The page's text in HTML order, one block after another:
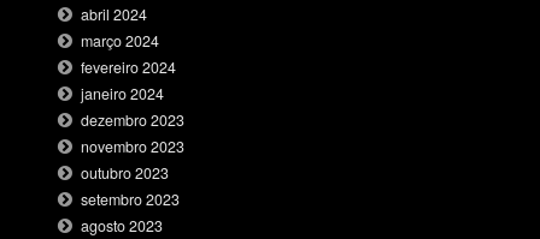
abril 2024
março 2024
fevereiro 2024
janeiro 2024
dezembro 2023
novembro 2023
outubro 2023
setembro 2023
agosto 2023